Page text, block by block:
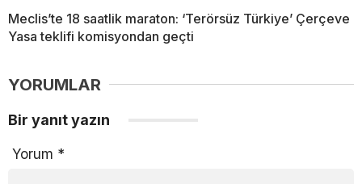
Meclis’te 18 saatlik maraton: ‘Terörsüz Türkiye’ Çerçeve
Yasa teklifi komisyondan geçti
YORUMLAR
Bir yanıt yazın
Yorum *